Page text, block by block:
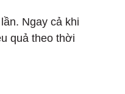
Ngay cả khi
quả theo thời